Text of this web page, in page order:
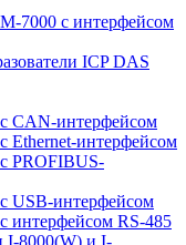
7000 с интерфейсом
ICP DAS
CAN-интерфейсом
Ethernet-интерфейсом
PROFIBUS-
USB-интерфейсом
интерфейсом RS-485
I-8000(W) и I-